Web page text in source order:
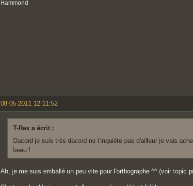
Hammond
08-05-2011 12:11:52
T-Rex a écrit :
Dacord je suis très dacord ne t'inquiète pas d'ailleur je vais
beau !
Ah, je me suis emballé un peu vite pour l'orthographe ^^ (voir topic